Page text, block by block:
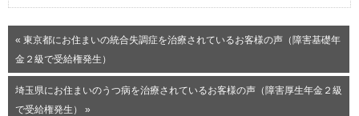
« 東京都にお住まいの統合失調症を治療されているお客様の声（障害基礎年
金２級で受給権発生）
埼玉県にお住まいのうつ病を治療されているお客様の声（障害厚生年金２級
で受給権発生） »